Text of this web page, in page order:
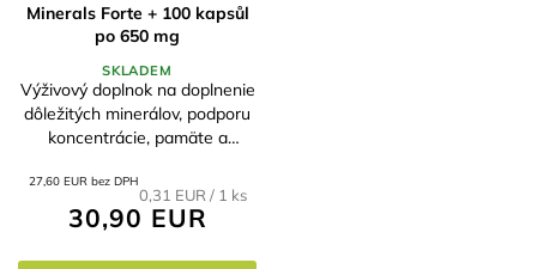
Minerals Forte + 100 kapsůl
po 650 mg
SKLADEM
27,60 EUR bez DPH
30,90 EUR
Jednotková
cena:
0,31 EUR / 1 ks
Výživový doplnok na doplnenie
dôležitých minerálov, podporu
koncentrácie, pamäte a